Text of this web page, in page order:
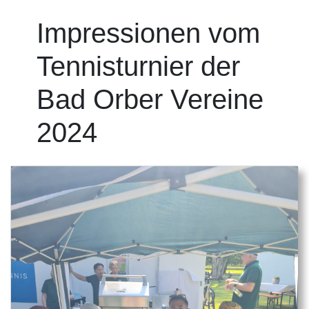
Impressionen vom
Tennisturnier der
Bad Orber Vereine
2024